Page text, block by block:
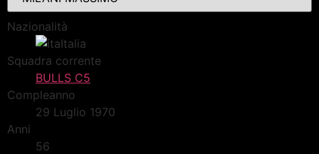
Nazionalità
Italia
Squadra corrente
BULLS C5
Compleanno
29 Luglio 1970
Anni
56